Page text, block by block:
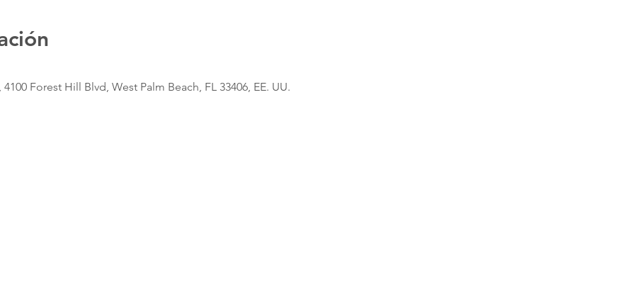
Forest Hill Blvd, West Palm Beach, FL 33406, EE. UU.